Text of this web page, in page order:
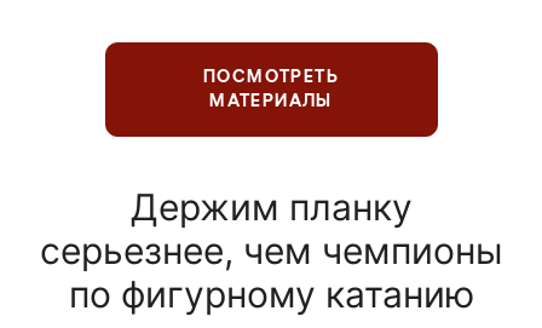
ПОСМОТРЕТЬ
МАТЕРИАЛЫ
Держим планку
серьезнее, чем чемпионы
по фигурному катанию